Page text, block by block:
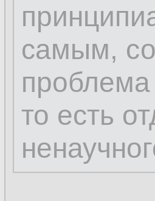
самым,
то есть